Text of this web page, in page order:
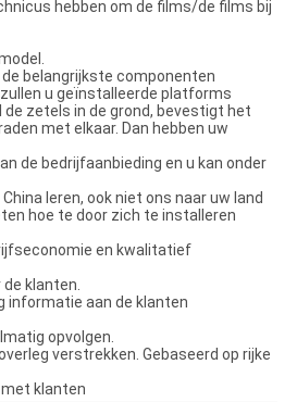
hebben om de films/de films bij
de belangrijkste componenten
u geïnstalleerde platforms
de zetels in de grond, bevestigt het
met elkaar. Dan hebben uw
de bedrijfaanbieding en u kan onder
leren, ook niet ons naar uw land
hoe te door zich te installeren
en kwalitatief
klanten.
informatie aan de klanten
opvolgen.
verstrekken. Gebaseerd op rijke
klanten